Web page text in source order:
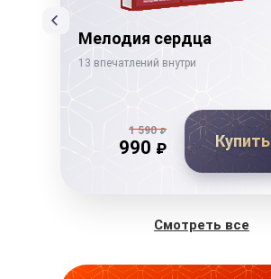
Мелодия сердца
13 впечатлений внутри
1 590₽
990 ₽ Купить
Смотреть все